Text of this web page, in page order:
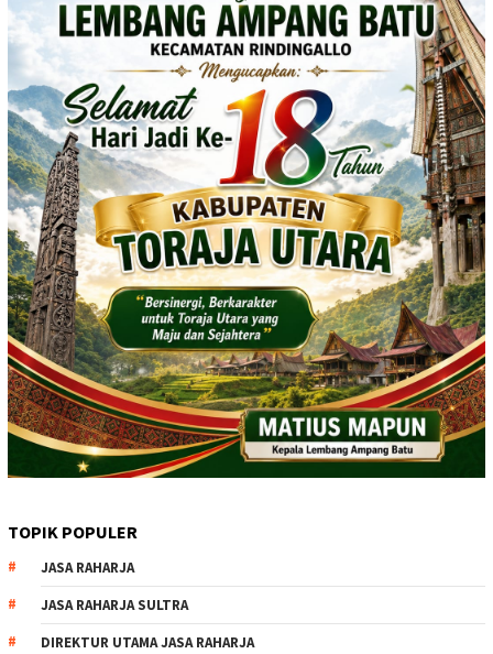
TOPIK POPULER
JASA RAHARJA
JASA RAHARJA SULTRA
DIREKTUR UTAMA JASA RAHARJA